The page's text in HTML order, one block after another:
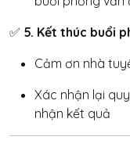
✅ 5. Kết thúc buổi
Cảm ơn nhà
Xác nhận lại
nhận kết quả